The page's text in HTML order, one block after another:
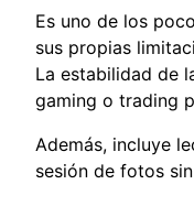
Es uno de los
sus propias
La estabilidad de
gaming o trading
Además, incluye
sesión de fotos